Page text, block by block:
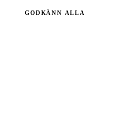
GODKÄNN ALLA